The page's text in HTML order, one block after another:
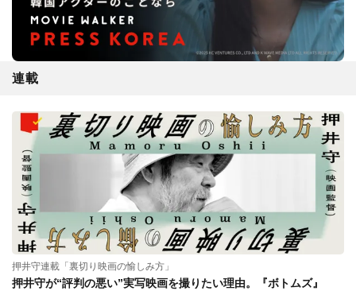
連載
押井守連載「裏切り映画の愉しみ方」
押井守が“評判の悪い”実写映画を撮りたい理由。『ボトムズ』